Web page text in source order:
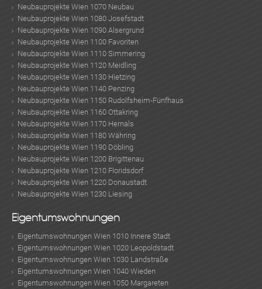
Neubauprojekte Wien 1070 Neubau
Neubauprojekte Wien 1080 Josefstadt
Neubauprojekte Wien 1090 Alsergrund
Neubauprojekte Wien 1100 Favoriten
Neubauprojekte Wien 1110 Simmering
Neubauprojekte Wien 1120 Meidling
Neubauprojekte Wien 1130 Hietzing
Neubauprojekte Wien 1140 Penzing
Neubauprojekte Wien 1150 Rudolfsheim-Fünfhaus
Neubauprojekte Wien 1160 Ottakring
Neubauprojekte Wien 1170 Hernals
Neubauprojekte Wien 1180 Währing
Neubauprojekte Wien 1190 Döbling
Neubauprojekte Wien 1200 Brigittenau
Neubauprojekte Wien 1210 Floridsdorf
Neubauprojekte Wien 1220 Donaustadt
Neubauprojekte Wien 1230 Liesing
Eigentumswohnungen
Eigentumswohnungen Wien 1010 Innere Stadt
Eigentumswohnungen Wien 1020 Leopoldstadt
Eigentumswohnungen Wien 1030 Landstraße
Eigentumswohnungen Wien 1040 Wieden
Eigentumswohnungen Wien 1050 Margareten